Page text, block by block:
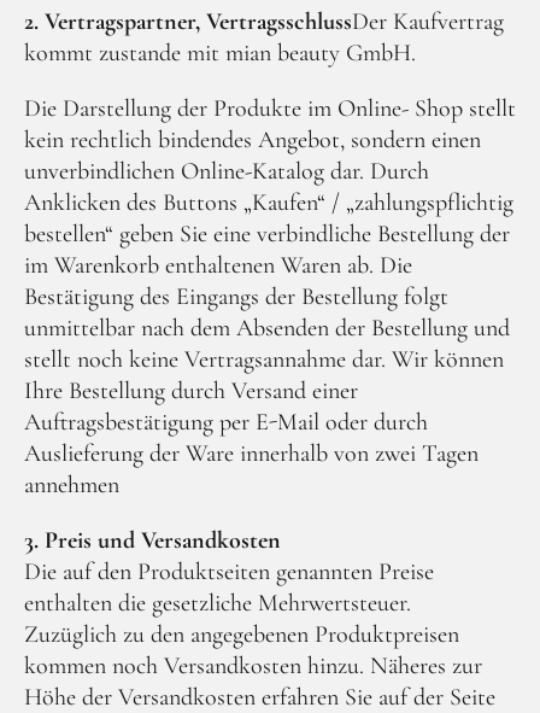
FacebookInstagram
2. Vertragspartner, VertragsschlussDer Kaufvertrag
kommt zustande mit mian beauty GmbH.
Die Darstellung der Produkte im Online- Shop stellt
kein rechtlich bindendes Angebot, sondern einen
unverbindlichen Online-Katalog dar. Durch
Anklicken des Buttons „Kaufen“ / „zahlungspflichtig
bestellen“ geben Sie eine verbindliche Bestellung der
im Warenkorb enthaltenen Waren ab. Die
Bestätigung des Eingangs der Bestellung folgt
unmittelbar nach dem Absenden der Bestellung und
stellt noch keine Vertragsannahme dar. Wir können
Ihre Bestellung durch Versand einer
Auftragsbestätigung per E-Mail oder durch
Auslieferung der Ware innerhalb von zwei Tagen
annehmen
3. Preis und Versandkosten
Die auf den Produktseiten genannten Preise
enthalten die gesetzliche Mehrwertsteuer.
Zuzüglich zu den angegebenen Produktpreisen
kommen noch Versandkosten hinzu. Näheres zur
Höhe der Versandkosten erfahren Sie auf der Seite